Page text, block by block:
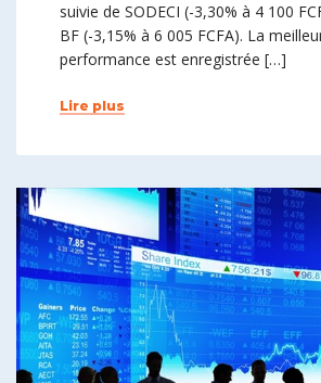
suivie de SODECI (-3,30% à 4 100
BF (-3,15% à 6 005 FCFA). La
performance est enregistrée […]
Lire plus